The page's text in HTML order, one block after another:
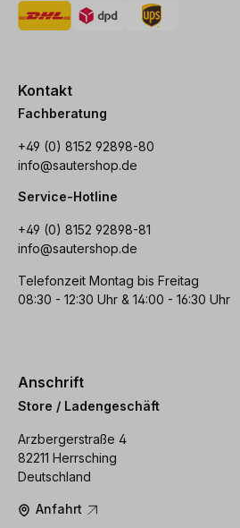
Kontakt
Fachberatung
+49 (0) 8152 92898-80
info@sautershop.de
Service-Hotline
+49 (0) 8152 92898-81
info@sautershop.de
Telefonzeit Montag bis Freitag
08:30 - 12:30 Uhr & 14:00 - 16:30 Uhr
Anschrift
Store / Ladengeschäft
Arzbergerstraße 4
82211 Herrsching
Deutschland
Anfahrt